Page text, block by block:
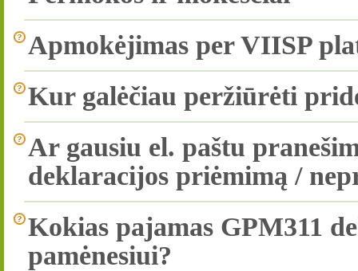
Apmokėjimas per VIISP
Kur galėčiau peržiūrėti
Ar gausiu el. paštu
deklaracijos priėmimą /
Kokias pajamas GPM311
pamėnesiui?